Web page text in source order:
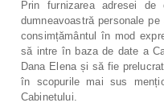
Prin furnizarea adresei
dumneavoastră personale
consimțământul în mod
să intre în baza de date a
Dana Elena și să fie
în scopurile mai sus
Cabinetului.